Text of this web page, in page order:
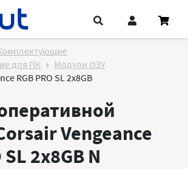
для ПК
Модули ОЗУ
RGB PRO SL 2x8GB
Vengeance
SL 2x8GB N